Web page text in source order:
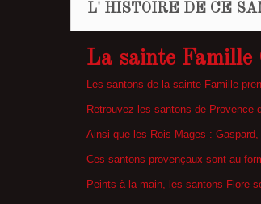
L' HISTOIRE DE CE
La sainte Famille
Les santons de la sainte Famille
Retrouvez les santons de Provence
Ainsi que les Rois Mages :
Ces santons provençaux sont au
Peints à la main, les santons Flore